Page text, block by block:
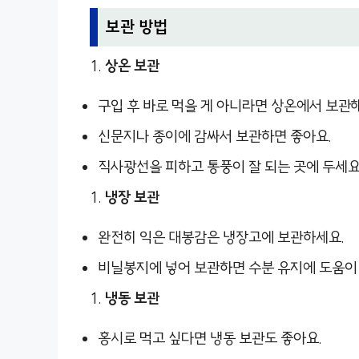
보관 방법
상온 보관
구입 후 바로 먹을 게 아니라면 상온에서 보관
신문지나 종이에 감싸서 보관하면 좋아요.
직사광선을 피하고 통풍이 잘 되는 곳에 두세
냉장 보관
완전히 익은 대봉감은 냉장고에 보관하세요.
비닐봉지에 넣어 보관하면 수분 유지에 도움
냉동 보관
홍시로 먹고 싶다면 냉동 보관도 좋아요.